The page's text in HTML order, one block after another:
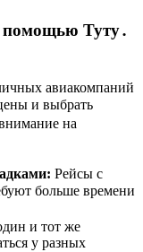
помощью Туту․
авиакомпаний
и выбрать
на
Рейсы с
больше времени
и тот же
у разных